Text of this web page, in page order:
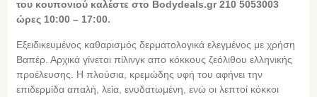
του κουπονιού καλέστε στο Bodydeals.gr 210 5053003
ώρες 10:00 – 17:00.
Εξειδικευμένος καθαρισμός δερματολογικά ελεγμένος με χρήση
Βαπέρ. Αρχικά γίνεται πίλινγκ απο κόκκους ζεόλιθου ελληνικής
προέλευσης. Η πλούσια, κρεμώδης υφή του αφήνει την
επιδερμίδα απαλή, λεία, ενυδατωμένη, ενώ οι λεπτοί κόκκοι